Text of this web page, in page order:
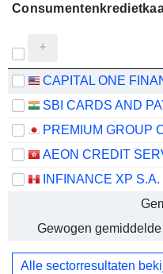
INFINANCE XP S.A.
Gewogen gemiddelde
Alle sectorresultaten